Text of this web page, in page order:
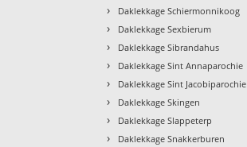
› Daklekkage Schiermonnikoog
› Daklekkage Sexbierum
› Daklekkage Sibrandahus
› Daklekkage Sint Annaparochie
› Daklekkage Sint Jacobiparochie
› Daklekkage Skingen
› Daklekkage Slappeterp
› Daklekkage Snakkerburen